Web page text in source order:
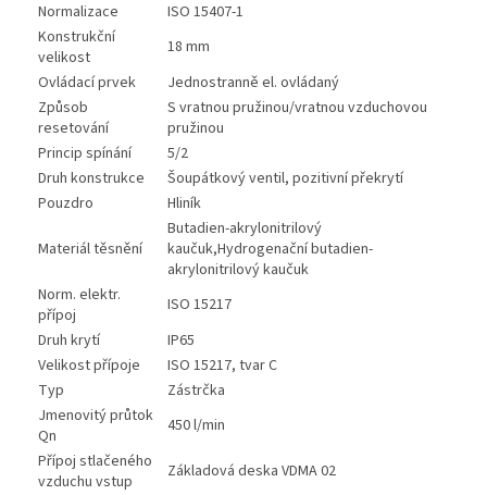
Normalizace
ISO 15407-1
Konstrukční
velikost
18 mm
Ovládací prvek
Jednostranně el. ovládaný
Způsob
resetování
S vratnou pružinou/vratnou vzduchovou
pružinou
Princip spínání
5/2
Druh konstrukce
Šoupátkový ventil, pozitivní překrytí
Pouzdro
Hliník
Materiál těsnění
Butadien-akrylonitrilový
kaučuk,Hydrogenační butadien-
akrylonitrilový kaučuk
Norm. elektr.
přípoj
ISO 15217
Druh krytí
IP65
Velikost přípoje
ISO 15217, tvar C
Typ
Zástrčka
Jmenovitý průtok
Qn
450 l/min
Přípoj stlačeného
vzduchu vstup
Základová deska VDMA 02